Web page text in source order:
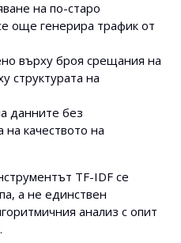
на по-старо
още генерира трафик от
върху броя срещания на
структурата на
данните без
на качеството на
TF-IDF се
а не единствен
анализ с опит